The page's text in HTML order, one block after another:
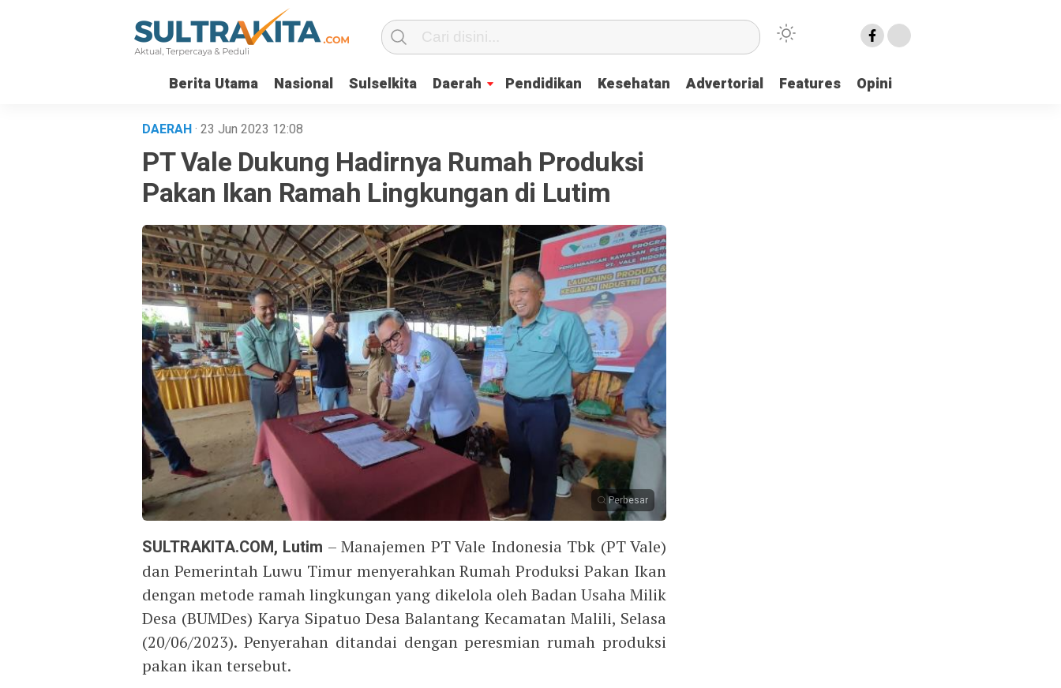
Berita Utama Nasional Sulselkita Daerah Pendidikan Kesehatan Advertorial Features Opini
DAERAH· 23 Jun 2023 12:08
PT Vale Dukung Hadirnya Rumah Produksi
Pakan Ikan Ramah Lingkungan di Lutim
Perbesar
SULTRAKITA.COM, Lutim – Manajemen PT Vale Indonesia Tbk (PT Vale)
dan Pemerintah Luwu Timur menyerahkan Rumah Produksi Pakan Ikan
dengan metode ramah lingkungan yang dikelola oleh Badan Usaha Milik
Desa (BUMDes) Karya Sipatuo Desa Balantang Kecamatan Malili, Selasa
(20/06/2023). Penyerahan ditandai dengan peresmian rumah produksi
pakan ikan tersebut.